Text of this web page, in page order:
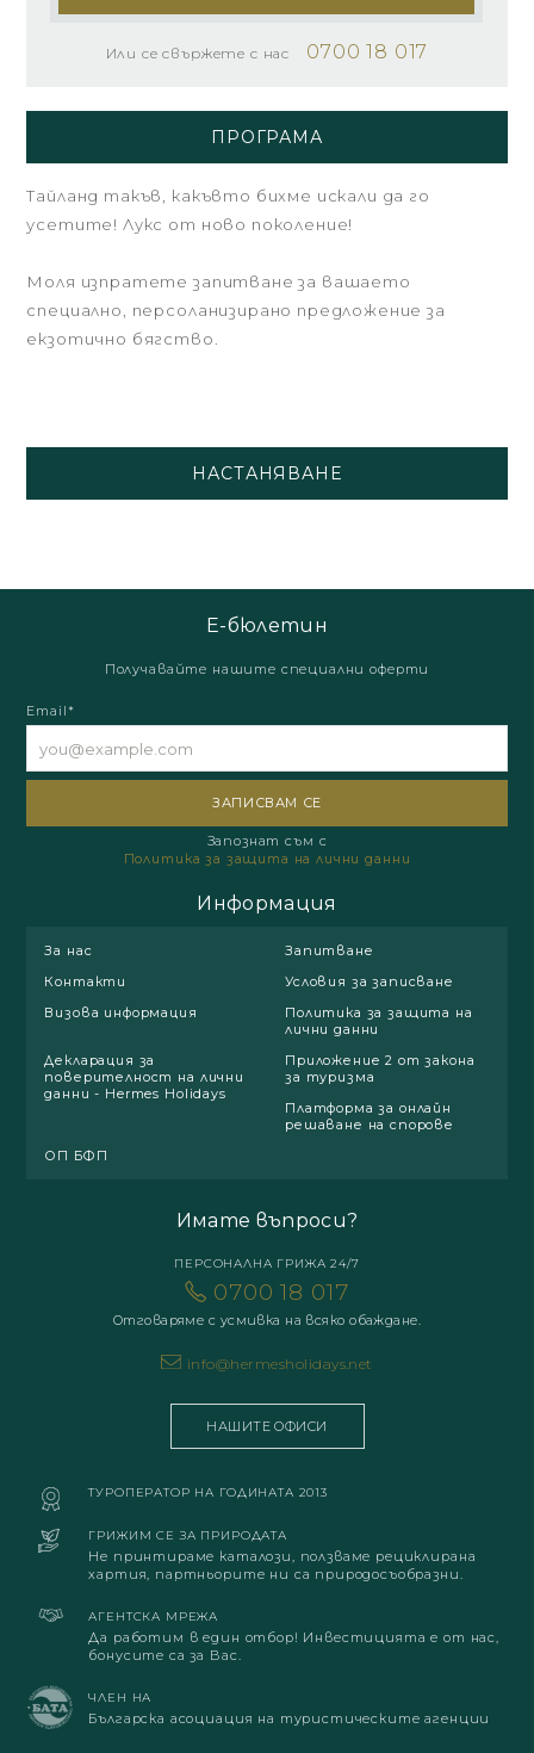
Или се свържете с нас 0700 18 017
ПРОГРАМА
Тайланд такъв, какъвто бихме искали да го
усетите! Лукс от ново поколение!
Моля изпратете запитване за вашаето
специално, персоланизирано предложение за
екзотично бягство.
НАСТАНЯВАНЕ
Е-бюлетин
Получавайте нашите специални оферти
Email*
Запознат съм с
Политика за защита на лични данни
Информация
За нас
Запитване
Контакти
Условия за записване
Визова информация
Политика за защита на
лични данни
Декларация за
поверителност на лични
данни - Hermes Holidays
Приложение 2 от закона
за туризма
Платформа за онлайн
решаване на спорове
ОП БФП
Имате въпроси?
ПЕРСОНАЛНА ГРИЖА 24/7
0700 18 017
Отговаряме с усмивка на всяко обаждане.
info@hermesholidays.net
НАШИТЕ ОФИСИ
ТУРОПЕРАТОР НА ГОДИНАТА 2013
ГРИЖИМ СЕ ЗА ПРИРОДАТА
Не принтираме каталози, ползваме рециклирана
хартия, партньорите ни са природосъобразни.
АГЕНТСКА МРЕЖА
Да работим в един отбор! Инвестицията е от нас,
бонусите са за Вас.
ЧЛЕН НА
Българска асоциация на туристическите агенции